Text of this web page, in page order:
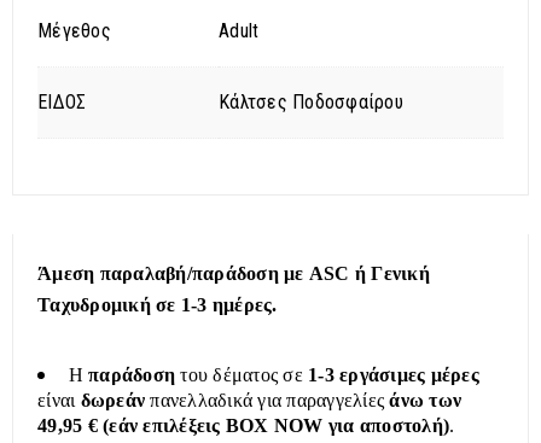
Μέγεθος Adult
ΕΙΔΟΣ Κάλτσες Ποδοσφαίρου
Άμεση παραλαβή/παράδοση με ASC ή Γενική
Ταχυδρομική σε 1-3 ημέρες.
Ηπαράδοση του δέματος σε 1-3 εργάσιμες μέρες
είναι δωρεάν πανελλαδικά για παραγγελίεςάνω των
49,95 € (εάν επιλέξεις BOX NOW για αποστολή).